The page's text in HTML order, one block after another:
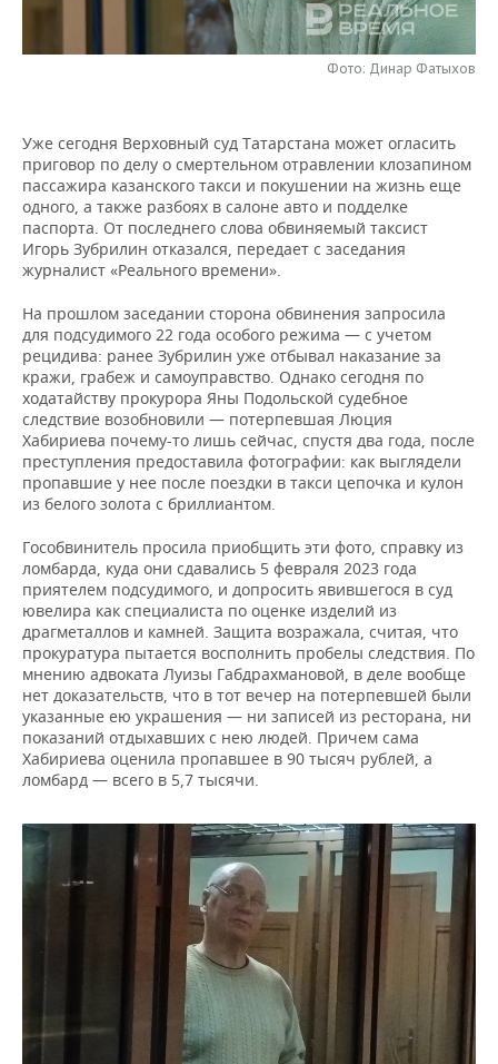
ТЕЛЕКОММУНИКАЦИИ
ОТКРЫТАЯ ЛЕКЦИЯ
БАСКЕТБОЛ
ВОЛЕЙБОЛ
КИБЕРСПОРТ
ВОДНЫЕ ВИДЫ СПОРТА
ХОККЕЙ С МЯЧОМ
НОВОСТИ ОБЩЕСТВА
ИНФРАСТРУКТУРА
ИСТОРИЯ
КУЛЬТУРА
ОБРАЗОВАНИЕ
ПРОИСШЕСТВИЯ
СПРАВОЧНИК
СПИСОК ПЕРСОН
СПИСОК КОМПАНИЙ
ПОЛНАЯ ВЕРСИЯ
Фото: Динар Фатыхов
Уже сегодня Верховный суд Татарстана может огласить
приговор по делу о смертельном отравлении клозапином
пассажира казанского такси и покушении на жизнь еще
одного, а также разбоях в салоне авто и подделке
паспорта. От последнего слова обвиняемый таксист
Игорь Зубрилин отказался, передает с заседания
журналист «Реального времени».
На прошлом заседании сторона обвинения запросила
для подсудимого 22 года особого режима — с учетом
рецидива: ранее Зубрилин уже отбывал наказание за
кражи, грабеж и самоуправство. Однако сегодня по
ходатайству прокурора Яны Подольской судебное
следствие возобновили — потерпевшая Люция
Хабириева почему-то лишь сейчас, спустя два года, после
преступления предоставила фотографии: как выглядели
пропавшие у нее после поездки в такси цепочка и кулон
из белого золота с бриллиантом.
Гособвинитель просила приобщить эти фото, справку из
ломбарда, куда они сдавались 5 февраля 2023 года
приятелем подсудимого, и допросить явившегося в суд
ювелира как специалиста по оценке изделий из
драгметаллов и камней. Защита возражала, считая, что
прокуратура пытается восполнить пробелы следствия. По
мнению адвоката Луизы Габдрахмановой, в деле вообще
нет доказательств, что в тот вечер на потерпевшей были
указанные ею украшения — ни записей из ресторана, ни
показаний отдыхавших с нею людей. Причем сама
Хабириева оценила пропавшее в 90 тысяч рублей, а
ломбард — всего в 5,7 тысячи.